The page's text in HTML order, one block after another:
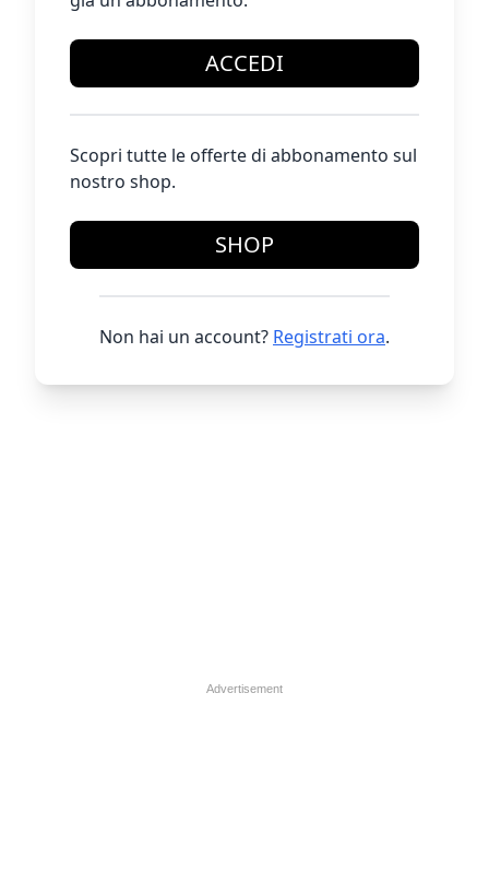
ACCEDI
Scopri tutte le offerte di abbonamento sul
nostro shop.
SHOP
Non hai un account? Registrati ora.